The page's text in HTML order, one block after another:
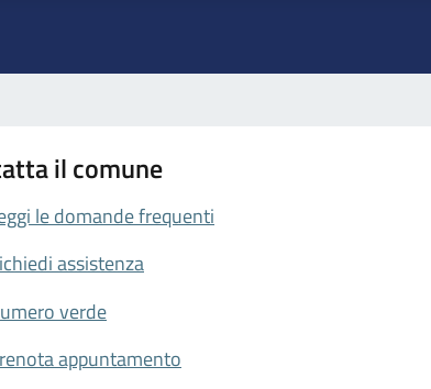
il comune
le domande frequenti
assistenza
verde
appuntamento